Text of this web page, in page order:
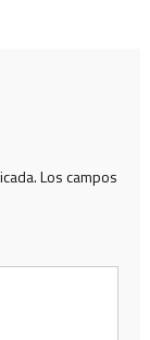
Los campos